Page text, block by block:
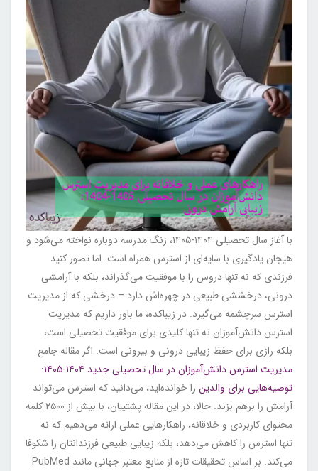
با آغاز سال تحصیلی ۱۴۰۴-۱۴۰۵، زنگ مدرسه دوباره نواخته می‌شود و
هیجان یادگیری با سایه‌ای از استرس همراه است. اما تصور کنید
فرزندی که نه تنها دروس را با موفقیت می‌گذراند، بلکه با آرامشی
درونی، درخششی طبیعی در چهره‌اش دارد – درخشی که از مدیریت
استرس سرچشمه می‌گیرد. در زیباکده، ما باور داریم که مدیریت
استرس دانش‌آموزان نه تنها کلیدی برای موفقیت تحصیلی است،
بلکه رازی برای حفظ زیبایی درونی و بیرونی است. اگر مقاله جامع
مدیریت استرس دانش‌آموزان در سال تحصیلی جدید ۱۴۰۴-۱۴۰۵:
توصیه‌هایی برای والدین را خوانده‌اید، می‌دانید که استرس می‌تواند
آرامش را برهم بزند. حالا، در این مقاله پشتیبان، با بیش از ۲۵۰۰ کلمه
محتوای کاربردی و خلاقانه، راهکارهایی عملی ارائه می‌دهیم که نه
تنها استرس را کاهش می‌دهد، بلکه زیبایی طبیعی فرزندانتان را شکوفا
می‌کند. بر اساس تحقیقات تازه از منابع معتبر جهانی مانند PubMed